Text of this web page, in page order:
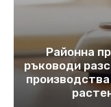
Районна
ръководи